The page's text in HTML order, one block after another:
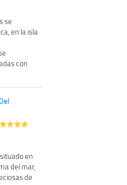
se
en la isla
con
en
del mar,
de